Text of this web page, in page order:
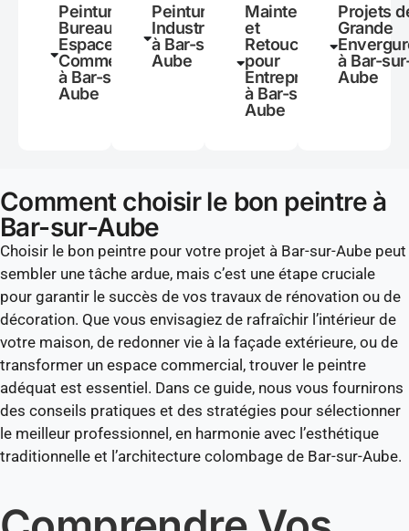
Peinture de
Bureaux et
Espaces
Commerciaux
à Bar-sur-
Aube
Peinture
Industrielle
à Bar-sur-
Aube
Maintenance
et
Retouches
pour
Entreprises
à Bar-sur-
Aube
Projets
Grande
à Bar-
Aube
Comment choisir le bon peintre à
Bar-sur-Aube
Choisir le bon peintre pour votre projet à Bar-sur-Aube peut
sembler une tâche ardue, mais c’est une étape cruciale
pour garantir le succès de vos travaux de rénovation ou de
décoration. Que vous envisagiez de rafraîchir l’intérieur de
votre maison, de redonner vie à la façade extérieure, ou de
transformer un espace commercial, trouver le peintre
adéquat est essentiel. Dans ce guide, nous vous fournirons
des conseils pratiques et des stratégies pour sélectionner
le meilleur professionnel, en harmonie avec l’esthétique
traditionnelle et l’architecture colombage de Bar-sur-Aube.